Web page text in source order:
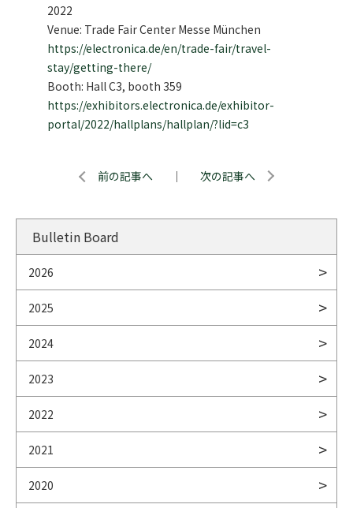
2022
Venue: Trade Fair Center Messe München
https://electronica.de/en/trade-fair/travel-
stay/getting-there/
Booth: Hall C3, booth 359
https://exhibitors.electronica.de/exhibitor-
portal/2022/hallplans/hallplan/?lid=c3
前の記事へ ｜ 次の記事へ
Bulletin Board
2026
2025
2024
2023
2022
2021
2020